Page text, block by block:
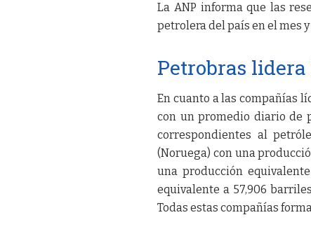
La ANP informa que las
petrolera del país en el mes
Petrobras
En cuanto a las compañías
con un promedio diario de
correspondientes al
(Noruega) con una
una producción
equivalente a 57,906
Todas estas compañías